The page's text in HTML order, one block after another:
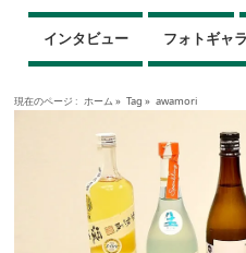
インタビュー フォトギャ
現在のページ : ホーム » Tag » awamori